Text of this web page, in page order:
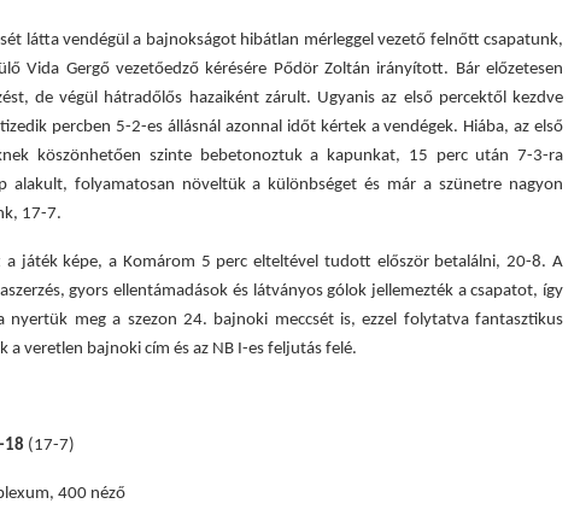
látta vendégül a bajnokságot hibátlan mérleggel vezető felnőtt csapatunk,
Vida Gergő vezetőedző kérésére Pődör Zoltán irányított. Bár előzetesen
de végül hátradőlős hazaiként zárult. Ugyanis az első percektől kezdve
percben 5-2-es állásnál azonnal időt kértek a vendégek. Hiába, az első
köszönhetően szinte bebetonoztuk a kapunkat, 15 perc után 7-3-ra
alakult, folyamatosan növeltük a különbséget és már a szünetre nagyon
17-7.
a játék képe, a Komárom 5 perc elteltével tudott először betalálni, 20-8. A
gyors ellentámadások és látványos gólok jellemezték a csapatot, így
nyertük meg a szezon 24. bajnoki meccsét is, ezzel folytatva fantasztikus
veretlen bajnoki cím és az NB I-es feljutás felé.
18 (17-7)
400 néző
Szombathelyi KKA - Alba Fehérvár